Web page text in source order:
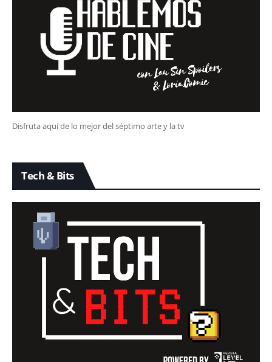
Disfruta aquí de lo mejor del séptimo arte y la tv
Tech & Bits